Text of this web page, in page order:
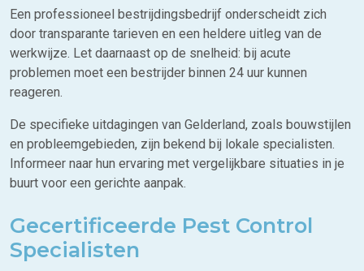
Een professioneel bestrijdingsbedrijf onderscheidt zich
door transparante tarieven en een heldere uitleg van de
werkwijze. Let daarnaast op de snelheid: bij acute
problemen moet een bestrijder binnen 24 uur kunnen
reageren.
De specifieke uitdagingen van Gelderland, zoals bouwstijlen
en probleemgebieden, zijn bekend bij lokale specialisten.
Informeer naar hun ervaring met vergelijkbare situaties in je
buurt voor een gerichte aanpak.
Gecertificeerde Pest Control
Specialisten